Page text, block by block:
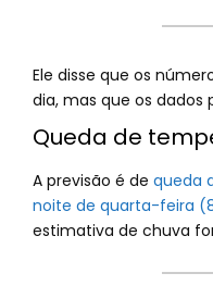
Ele disse que os
dia, mas que os dados
Queda de
A previsão é de queda
noite de quarta-feira
estimativa de chuva